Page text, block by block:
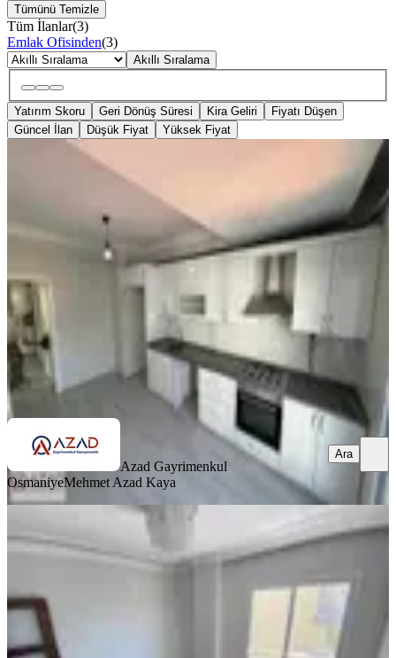
Tümünü Temizle
Tüm İlanlar(3)
Emlak Ofisinden(3)
Akıllı Sıralama
Yatırım Skoru Geri Dönüş Süresi Kira Geliri
Fiyatı Düşen
Güncel İlan
Düşük Fiyat Yüksek Fiyat
BALKONLU
Azad- Pazartesi Pazarı Civarı
Yatırımlık Satılık 3+1 140m2 Daire
Merkez, Eyüp Sultan Mahallesi
3+1
·5. Kat·03.07.2026
3.550.000 ₺
Azad Gayrimenkul OsmaniyeMehmet Azad Kaya
Ara
Azad Gayrimenkul
OsmaniyeMehmet Azad Kaya
Ara
Azad-oğuz Kaan Lisesi Civarı Satılık
3+1 (165m2) Daire
Merkez, Eyüp Sultan Mahallesi
02.06.2026
13 yıl